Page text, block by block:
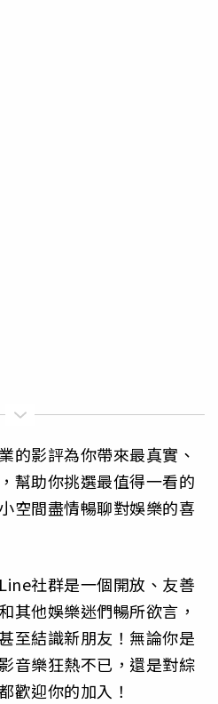
的影評為你帶來最真實、
幫助你挑選最值得一看的
空間盡情暢聊對娛樂的喜
社群是一個開放、友善
其他娛樂迷們暢所欲言，
至結識新朋友！無論你是
音樂狂熱不已，還是對綜
歡迎你的加入！